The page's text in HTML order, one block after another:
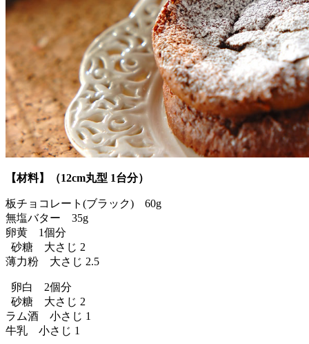
【材料】（12cm丸型 1台分）
板チョコレート(ブラック) 60g
無塩バター 35g
卵黄 1個分
砂糖 大さじ 2
薄力粉 大さじ 2.5
卵白 2個分
砂糖 大さじ 2
ラム酒 小さじ 1
牛乳 小さじ 1